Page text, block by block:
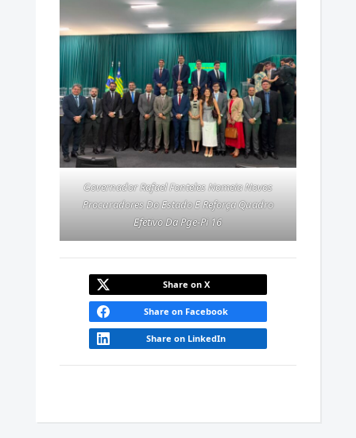
Governador Rafael Fonteles Nomeia Novos
Procuradores Do Estado E Reforça Quadro
Efetivo Da Pge-Pi 16
Share on X
Share on Facebook
Share on LinkedIn